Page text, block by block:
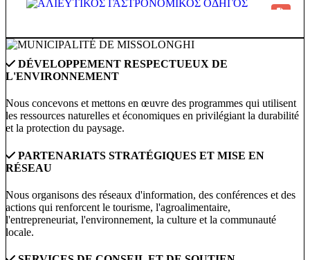
DÉVELOPPEMENT RESPECTUEUX DE
L'ENVIRONNEMENT
Nous concevons et mettons en œuvre des programmes qui utilisent
les ressources naturelles et économiques en privilégiant la durabilité
et la protection du paysage.
PARTENARIATS STRATÉGIQUES ET MISE EN
RÉSEAU
Nous organisons des réseaux d'information, des conférences et des
actions qui renforcent le tourisme, l'agroalimentaire,
l'entrepreneuriat, l'environnement, la culture et la communauté
locale.